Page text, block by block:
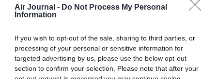
Air Journal - Do Not Process My Personal
Information
If you wish to opt-out of the sale, sharing to third parties, or
processing of your personal or sensitive information for
targeted advertising by us, please use the below opt-out
section to confirm your selection. Please note that after your
Commentaire vraiment inepte. Parti de
rien, Airbus s’est imposé comme l’un des
que bien d’autres entreprises ont disparus
comme MDD, Convair, Tupolev…
RÉPONDRE